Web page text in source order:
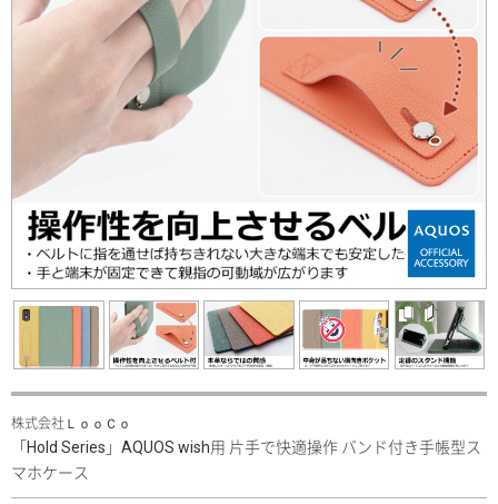
株式会社ＬｏｏＣｏ
「Hold Series」AQUOS wish用 片手で快適操作 バンド付き手帳型ス
マホケース